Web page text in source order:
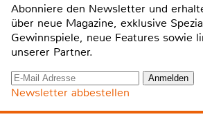
Abonniere den Newsletter und
über neue Magazine, exklusive
Gewinnspiele, neue Features sowie
unserer Partner.
Newsletter abbestellen